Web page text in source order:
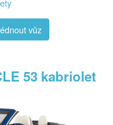
vůz
53 kabriolet